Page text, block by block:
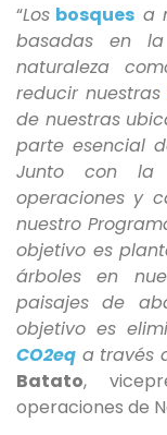
“Los bosques a
basadas en
naturaleza
reducir nuestras
de nuestras
parte esencial
Junto con la
operaciones y
nuestro
objetivo es
árboles en
paisajes de
objetivo es
CO2eq a través
Batato,
operaciones de